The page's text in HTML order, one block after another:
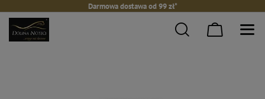
Darmowa dostawa od 99 zł*